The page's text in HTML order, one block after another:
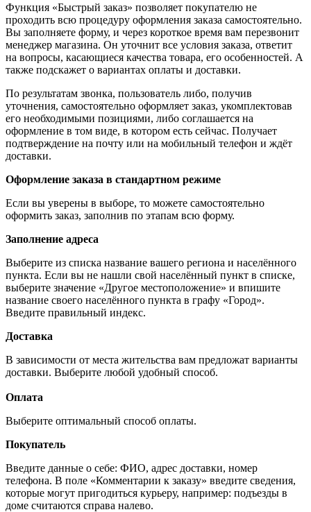
Функция «Быстрый заказ» позволяет покупателю не
проходить всю процедуру оформления заказа самостоятельно.
Вы заполняете форму, и через короткое время вам перезвонит
менеджер магазина. Он уточнит все условия заказа, ответит
на вопросы, касающиеся качества товара, его особенностей. А
также подскажет о вариантах оплаты и доставки.
По результатам звонка, пользователь либо, получив
уточнения, самостоятельно оформляет заказ, укомплектовав
его необходимыми позициями, либо соглашается на
оформление в том виде, в котором есть сейчас. Получает
подтверждение на почту или на мобильный телефон и ждёт
доставки.
Оформление заказа в стандартном режиме
Если вы уверены в выборе, то можете самостоятельно
оформить заказ, заполнив по этапам всю форму.
Заполнение адреса
Выберите из списка название вашего региона и населённого
пункта. Если вы не нашли свой населённый пункт в списке,
выберите значение «Другое местоположение» и впишите
название своего населённого пункта в графу «Город».
Введите правильный индекс.
Доставка
В зависимости от места жительства вам предложат варианты
доставки. Выберите любой удобный способ.
Оплата
Выберите оптимальный способ оплаты.
Покупатель
Введите данные о себе: ФИО, адрес доставки, номер
телефона. В поле «Комментарии к заказу» введите сведения,
которые могут пригодиться курьеру, например: подъезды в
доме считаются справа налево.